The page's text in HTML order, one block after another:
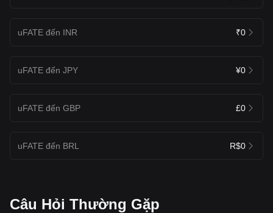
uFATE đến INR ₹0
uFATE đến JPY ¥0
uFATE đến GBP £0
uFATE đến BRL R$0
Câu Hỏi Thường Gặp